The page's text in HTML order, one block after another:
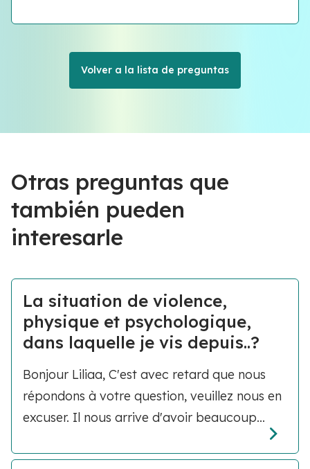
Volver a la lista de preguntas
Otras preguntas que
también pueden
interesarle
La situation de violence,
physique et psychologique,
dans laquelle je vis depuis..?
Bonjour Liliaa, C'est avec retard que nous
répondons à votre question, veuillez nous en
excuser. Il nous arrive d'avoir beaucoup...